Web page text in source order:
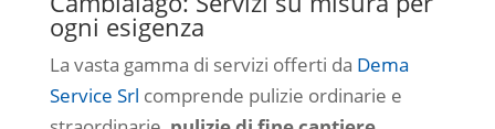
ogni esigenza
La vasta gamma di servizi offerti da Dema
Service Srl comprende pulizie ordinarie e